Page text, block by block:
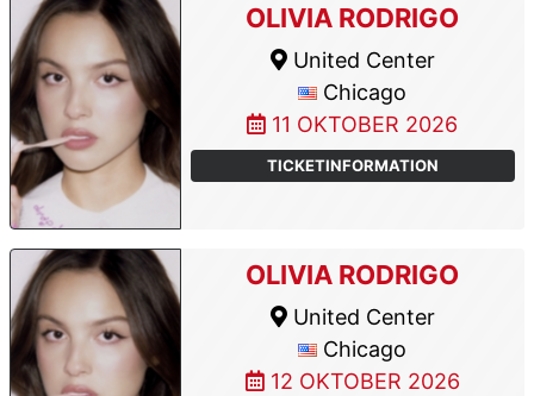
OLIVIA RODRIGO
United Center
Chicago
11 OKTOBER 2026
TICKETINFORMATION
OLIVIA RODRIGO
United Center
Chicago
12 OKTOBER 2026